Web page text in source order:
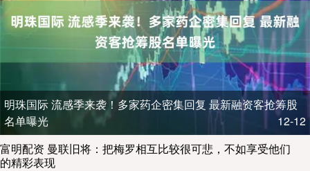
明珠国际 流感季来袭！多家药企密集回复 最新融资客抢筹股
名单曝光
12-12
富明配资 曼联旧将：把梅罗相互比较很可悲，不如享受他们
的精彩表现